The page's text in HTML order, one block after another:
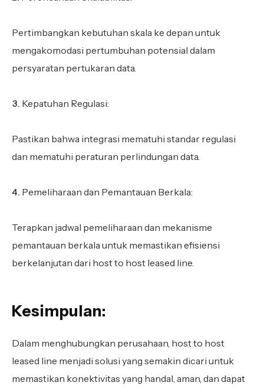
Pertimbangkan kebutuhan skala ke depan untuk
mengakomodasi pertumbuhan potensial dalam
persyaratan pertukaran data.
Kepatuhan Regulasi:
Pastikan bahwa integrasi mematuhi standar regulasi
dan mematuhi peraturan perlindungan data.
Pemeliharaan dan Pemantauan Berkala:
Terapkan jadwal pemeliharaan dan mekanisme
pemantauan berkala untuk memastikan efisiensi
berkelanjutan dari host to host leased line.
Kesimpulan:
Dalam menghubungkan perusahaan, host to host
leased line menjadi solusi yang semakin dicari untuk
memastikan konektivitas yang handal, aman, dan dapat